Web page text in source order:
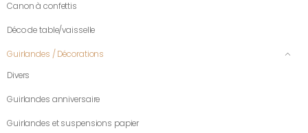
Canon à confettis
Déco de table/vaisselle
Guirlandes / Décorations
Divers
Guirlandes anniversaire
Guirlandes et suspensions papier